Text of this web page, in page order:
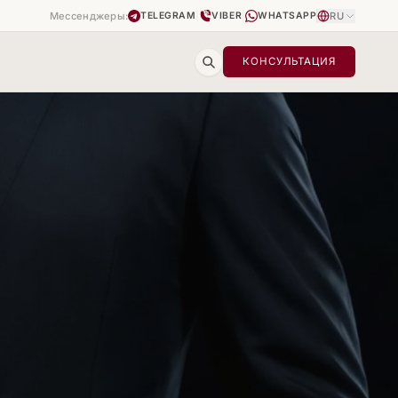
Мессенджеры: TELEGRAM VIBER | WHATSAPP RU
КОНСУЛЬТАЦИЯ